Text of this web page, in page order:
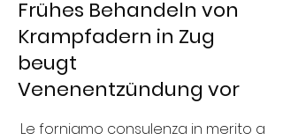
Frühes Behandeln von
Krampfadern in Zug
beugt
Venenentzündung vor
Le forniamo consulenza in merito a